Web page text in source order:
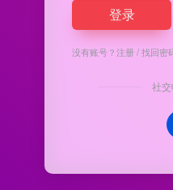
登录
没有账号？注册/找回密
社